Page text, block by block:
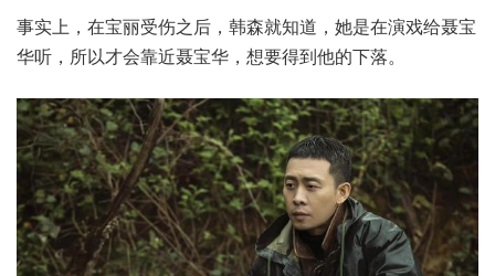
事实上，在宝丽受伤之后，韩森就知道，她是在演戏给聂宝
华听，所以才会靠近聂宝华，想要得到他的下落。